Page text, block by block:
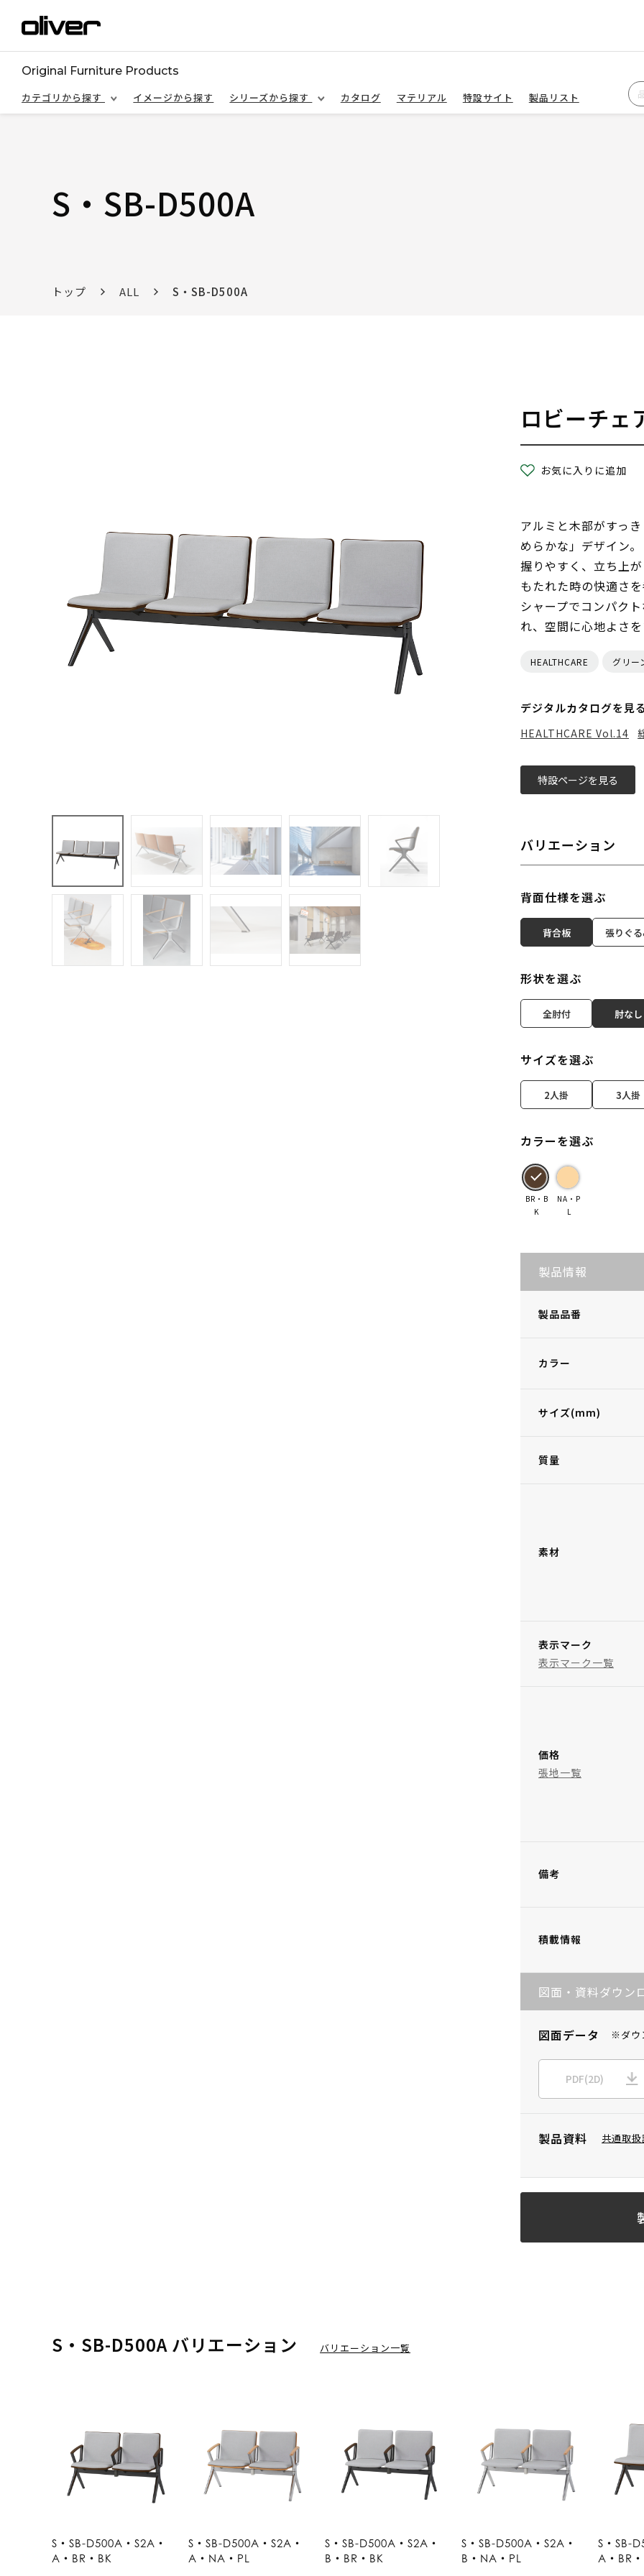
Original Furniture Products
カテゴリから探す
イメージから探す シリーズから探す カタログ マテリアル 特設サイト 製品リスト
S・SB-D500A
トップ ALL S・SB-D500A
ロビーチェ
お気に入りに追加
アルミと木部がすっ
めらかな」デザイン。
握りやすく、立ち上
もたれた時の快適さ
シャープでコンパク
れ、空間に心地よさを
HEALTHCARE グリー
デジタルカタログを見る
HEALTHCARE Vol.14
特設ページを見る
バリエーション
背面仕様を選ぶ
背合板 張りぐ
形状を選ぶ
全肘付 肘なし
サイズを選ぶ
2人掛 3人掛
カラーを選ぶ
BR・B
K
NA・P
L
製品情報
製品品番
カラー
サイズ(mm)
質量
素材
表示マーク
表示マーク一覧
価格
張地一覧
備考
積載情報
図面・資料ダウン
図面データ ※ダウ
PDF(2D)
製品資料 共通取
S・SB-D500A バリエーション バリエーション一覧
S・SB-D500A・S2A・
A・BR・BK
S・SB-D500A・S2A・
A・NA・PL
S・SB-D500A・S2A・
B・BR・BK
S・SB-D500A・S2A・
B・NA・PL
S・SB-
A・BR